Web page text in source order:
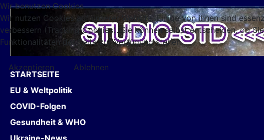
STARTSEITE
EU & Weltpolitik
COVID-Folgen
Gesundheit & WHO
Ukraine-News
Wir benutzen Cookies
Wir nutzen Cookies auf unserer Website. Einige von ihnen sind
verbessern (Tracking Cookies). Sie können selbst entscheiden, ob
Funktionalitäten der Seite zur Verfügung stehen.
Akzeptieren
Ablehnen